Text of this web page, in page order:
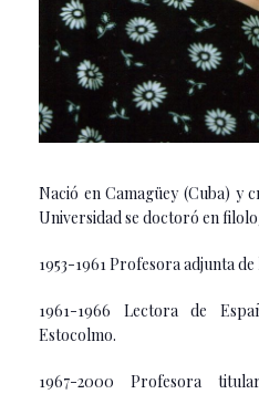
Nació en Camagüey (Cuba) y
Universidad se doctoró en
1953-1961 Profesora adjunta
1961-1966 Lectora de
Estocolmo.
1967-2000 Profesora